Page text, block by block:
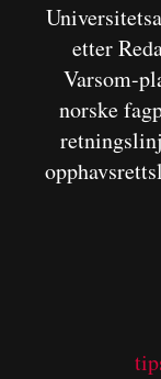
etter
Varsom-
norske